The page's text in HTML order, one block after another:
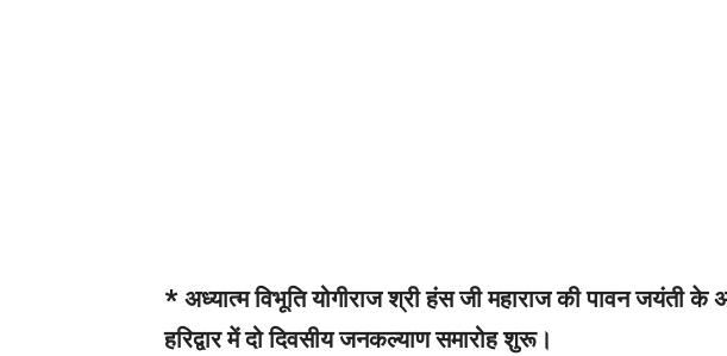
* अध्यात्म विभूति योगीराज श्री हंस जी महाराज की पावन
हरिद्वार में दो‌ दिवसीय जनकल्याण समारोह शुरू।